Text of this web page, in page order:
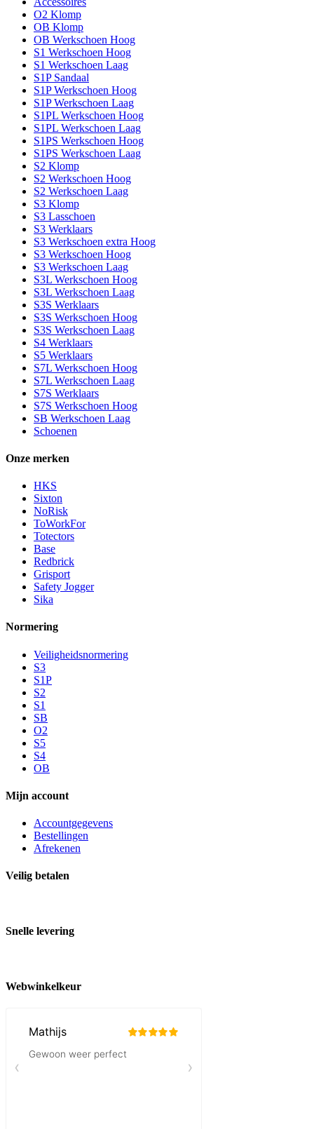
O2 Klomp
OB Klomp
OB Werkschoen Hoog
S1 Werkschoen Hoog
S1 Werkschoen Laag
S1P Sandaal
S1P Werkschoen Hoog
S1P Werkschoen Laag
S1PL Werkschoen Hoog
S1PL Werkschoen Laag
S1PS Werkschoen Hoog
S1PS Werkschoen Laag
S2 Klomp
S2 Werkschoen Hoog
S2 Werkschoen Laag
S3 Klomp
S3 Lasschoen
S3 Werklaars
S3 Werkschoen extra Hoog
S3 Werkschoen Hoog
S3 Werkschoen Laag
S3L Werkschoen Hoog
S3L Werkschoen Laag
S3S Werklaars
S3S Werkschoen Hoog
S3S Werkschoen Laag
S4 Werklaars
S5 Werklaars
S7L Werkschoen Hoog
S7L Werkschoen Laag
S7S Werklaars
S7S Werkschoen Hoog
SB Werkschoen Laag
Schoenen
Onze merken
HKS
Sixton
NoRisk
ToWorkFor
Totectors
Base
Redbrick
Grisport
Safety Jogger
Sika
Normering
Veiligheidsnormering
S3
S1P
S2
S1
SB
O2
S5
S4
OB
Mijn account
Accountgegevens
Bestellingen
Afrekenen
Veilig betalen
Snelle levering
Webwinkelkeur